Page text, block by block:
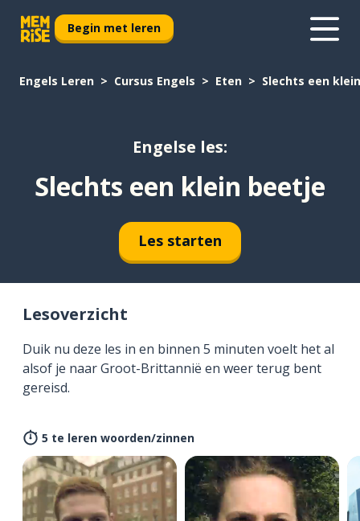
Begin met leren
Engels Leren Cursus Engels Eten Slechts een
Engelse les:
Slechts een klein beetje
Les starten
Lesoverzicht
Duik nu deze les in en binnen 5 minuten voelt het al
alsof je naar Groot-Brittannië en weer terug bent
gereisd.
5 te leren woorden/zinnen